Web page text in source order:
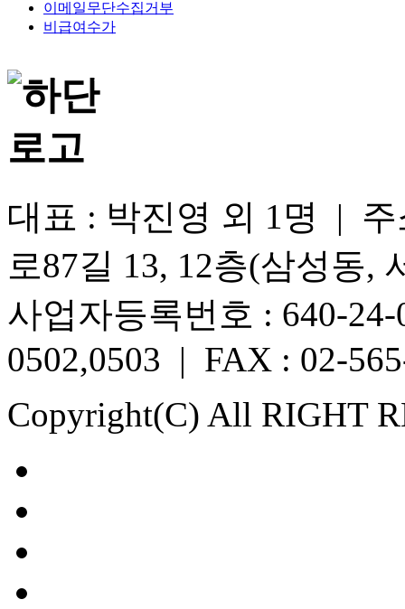
이메일무단수집거부
비급여수가
대표 : 박진영 외 1명 |
로87길 13, 12층(삼성동,
사업자등록번호 : 640-
0502,0503 | FAX : 02-
Copyright(C) All RIGHT